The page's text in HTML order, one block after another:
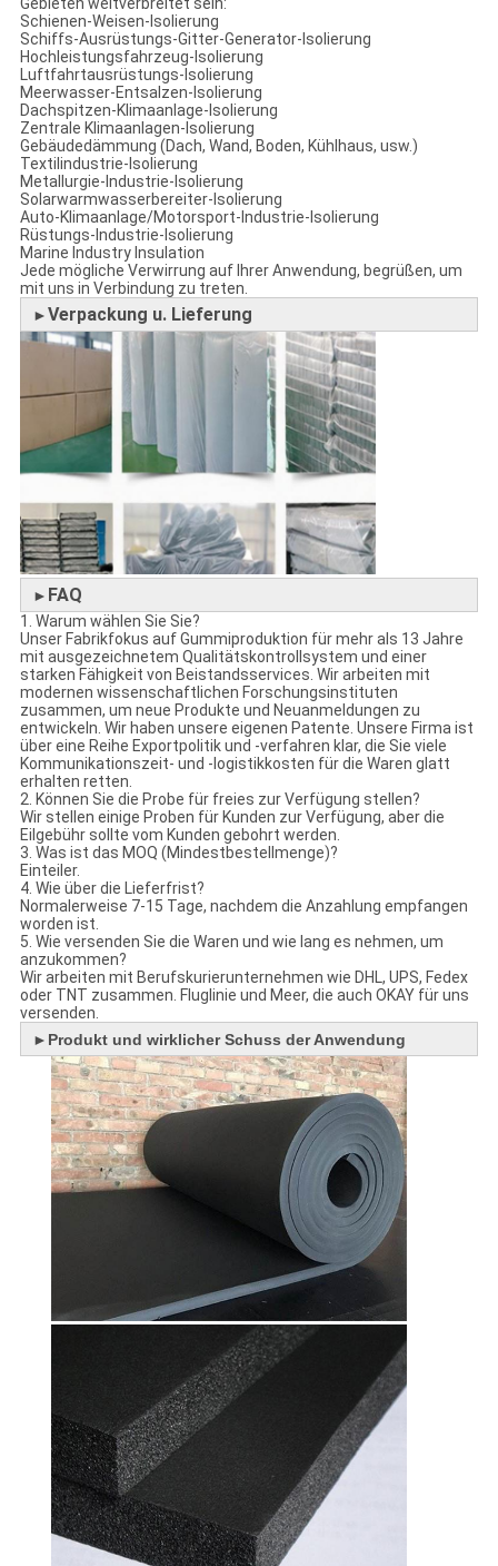
Gebieten weitverbreitet sein:
Schienen-Weisen-Isolierung
Schiffs-Ausrüstungs-Gitter-Generator-Isolierung
Hochleistungsfahrzeug-Isolierung
Luftfahrtausrüstungs-Isolierung
Meerwasser-Entsalzen-Isolierung
Dachspitzen-Klimaanlage-Isolierung
Zentrale Klimaanlagen-Isolierung
Gebäudedämmung (Dach, Wand, Boden, Kühlhaus, usw.)
Textilindustrie-Isolierung
Metallurgie-Industrie-Isolierung
Solarwarmwasserbereiter-Isolierung
Auto-Klimaanlage/Motorsport-Industrie-Isolierung
Rüstungs-Industrie-Isolierung
Marine Industry Insulation
Jede mögliche Verwirrung auf Ihrer Anwendung, begrüßen, um
mit uns in Verbindung zu treten.
►Verpackung u. Lieferung
► FAQ
1. Warum wählen Sie Sie?
Unser Fabrikfokus auf Gummiproduktion für mehr als 13 Jahre
mit ausgezeichnetem Qualitätskontrollsystem und einer
starken Fähigkeit von Beistandsservices. Wir arbeiten mit
modernen wissenschaftlichen Forschungsinstituten
zusammen, um neue Produkte und Neuanmeldungen zu
entwickeln. Wir haben unsere eigenen Patente. Unsere Firma ist
über eine Reihe Exportpolitik und -verfahren klar, die Sie viele
Kommunikationszeit- und -logistikkosten für die Waren glatt
erhalten retten.
2. Können Sie die Probe für freies zur Verfügung stellen?
Wir stellen einige Proben für Kunden zur Verfügung, aber die
Eilgebühr sollte vom Kunden gebohrt werden.
3. Was ist das MOQ (Mindestbestellmenge)?
Einteiler.
4. Wie über die Lieferfrist?
Normalerweise 7-15 Tage, nachdem die Anzahlung empfangen
worden ist.
5. Wie versenden Sie die Waren und wie lang es nehmen, um
anzukommen?
Wir arbeiten mit Berufskurierunternehmen wie DHL, UPS, Fedex
oder TNT zusammen. Fluglinie und Meer, die auch OKAY für uns
versenden.
► Produkt und wirklicher Schuss der Anwendung